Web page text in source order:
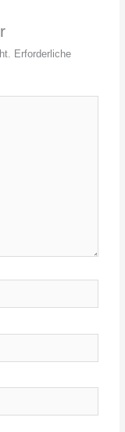
Erforderliche